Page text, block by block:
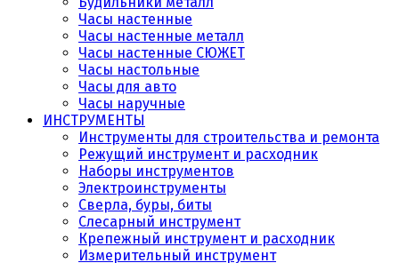
Часы настенные
Часы настенные металл
Часы настенные СЮЖЕТ
Часы настольные
Часы для авто
Часы наручные
ИНСТРУМЕНТЫ
Инструменты для строительства и ремонта
Режущий инструмент и расходник
Наборы инструментов
Электроинструменты
Сверла, буры, биты
Слесарный инструмент
Крепежный инструмент и расходник
Измерительный инструмент